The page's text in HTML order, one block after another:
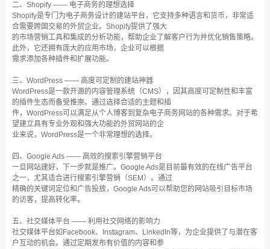
二、Shopify —— 电子商务的理想选择
Shopify是专门为电子商务设计的建站平台，它支持多种语言和货币，非常适
合需要跨国交易的外贸企业。Shopify提供了强大
的市场营销工具和集成的分析功能，帮助企业了解客户行为并优化销售策略。
此外，它还拥有庞大的应用市场，企业可以根据
需求添加各种插件和扩展功能。
三、WordPress —— 高度可定制的建站神器
WordPress是一款开源的内容管理系统（CMS），因其高度可定制性和丰富
的插件生态而备受推崇。通过选择合适的主题和插
件，WordPress可以满足从个人博客到复杂电子商务网站的各种需求。对于希
望建立具有专业外观和强大功能的外贸网站的企
业来说，WordPress是一个非常理想的选择。
四、Google Ads —— 高效的搜索引擎营销平台
一旦网站建好，下一步就是推广。Google Ads是目前最有效的在线广告平台
之一，尤其适合进行搜索引擎营销（SEM）。通过
精确的关键词定位和广告投放，Google Ads可以帮助您的网站吸引目标市场
的访客，提高转化率。
五、社交媒体平台 —— 利用社交网络的影响力
社交媒体平台如Facebook、Instagram、LinkedIn等，为企业提供了与潜在客
户互动的机会。通过定期发布有价值的内容和参